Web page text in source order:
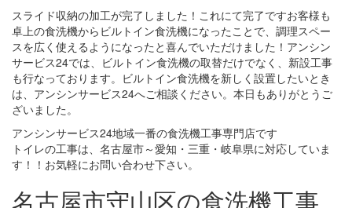
スライド収納の加工が完了しました！これにて完了ですお客様も
卓上の食洗機からビルトイン食洗機になったことで、調理スペー
スを広く使えるようになったと喜んでいただけました！アンシン
サービス24では、ビルトイン食洗機の取替だけでなく、新設工事
も行なっております。ビルトイン食洗機を新しく設置したいとき
は、アンシンサービス24へご相談ください。本日もありがとうご
ざいました。
アンシンサービス24地域一番の食洗機工事専門店です
トイレの工事は、名古屋市～愛知・三重・岐阜県に対応していま
す！！お気軽にお問い合わせ下さい。
名古屋市守山区の食洗機工事